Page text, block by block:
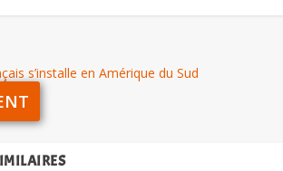
s’installe en Amérique du Sud